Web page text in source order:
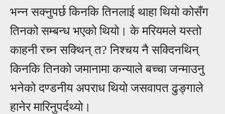
भन्न सक्नुपर्छ किनकि तिनलाई थाहा थियो कोसँग
तिनको सम्बन्ध भएको थियो।के मरियमले यस्तो
काहनी रच्न सक्थिन् त? निश्चय नै सक्दिनथिन्
किनकितिनको जमानामाकन्याले बच्चा जन्माउनु
भनेको दण्डनीय अपराध थियो जसवापतढुङ्गाले
हानेरमारिनुपर्दथ्यो।